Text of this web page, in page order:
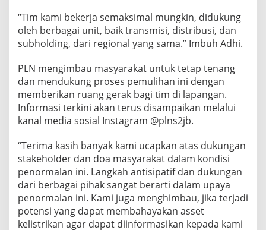
“Tim kami bekerja semaksimal mungkin, didukung
oleh berbagai unit, baik transmisi, distribusi, dan
subholding, dari regional yang sama.” Imbuh Adhi.
PLN mengimbau masyarakat untuk tetap tenang
dan mendukung proses pemulihan ini dengan
memberikan ruang gerak bagi tim di lapangan.
Informasi terkini akan terus disampaikan melalui
kanal media sosial Instagram @plns2jb.
“Terima kasih banyak kami ucapkan atas dukungan
stakeholder dan doa masyarakat dalam kondisi
penormalan ini. Langkah antisipatif dan dukungan
dari berbagai pihak sangat berarti dalam upaya
penormalan ini. Kami juga menghimbau, jika terjadi
potensi yang dapat membahayakan asset
kelistrikan agar dapat diinformasikan kepada kami